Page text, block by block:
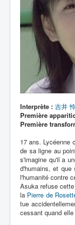
Environnement
Épisodes
Chronologie
Interprète : 吉井
Première
Première
17 ans. Lycéenne
de sa ligne au
s'imagine qu'il a
d'humains, et que
l'humanité contre
Asuka refuse
la Pierre de
tue
cessant quand